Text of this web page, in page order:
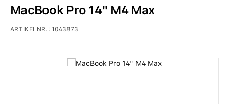
Bildergalerie überspringen
MacBook Pro 14" M4 Max
ARTIKELNR.:1043873